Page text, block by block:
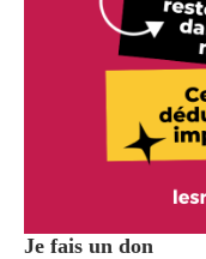
Je fais un don